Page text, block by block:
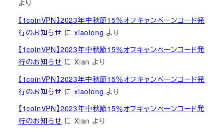
より
【1coinVPN】2023年中秋節15％オフキャンペーンコード発
行のお知らせ にxiaolong より
【1coinVPN】2023年中秋節15％オフキャンペーンコード発
行のお知らせ にXian より
【1coinVPN】2023年中秋節15％オフキャンペーンコード発
行のお知らせ にxiaolong より
【1coinVPN】2023年中秋節15％オフキャンペーンコード発
行のお知らせ にXian より